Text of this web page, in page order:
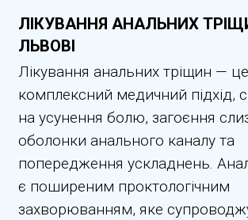
ЛІКУВАННЯ АНАЛЬНИХ
ЛЬВОВІ
Лікування анальних тріщин — це
комплексний медичний підхід,
на усунення болю, загоєння
оболонки анального каналу та
попередження ускладнень.
є поширеним проктологічним
захворюванням, яке